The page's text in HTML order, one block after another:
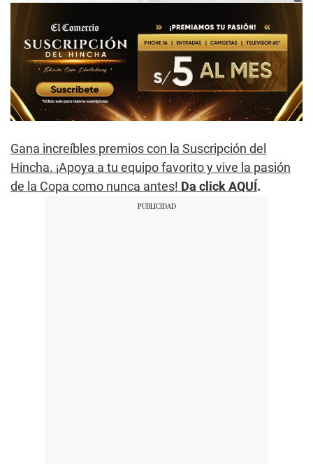
Gana increíbles premios con la Suscripción del
Hincha. ¡Apoya a tu equipo favorito y vive la pasión
de la Copa como nunca antes! Da click AQUÍ.